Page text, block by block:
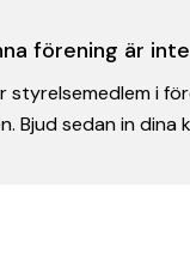
förening är
styrelsemedlem i
Bjud sedan in